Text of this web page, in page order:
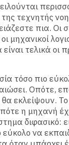
τεχνητής
πια. Οι
μηχανικοί
τελικά οι
τόσο πιο
Οπότε,
εκλείψουν.
η μηχανή
διφασικό:
εύκολο να